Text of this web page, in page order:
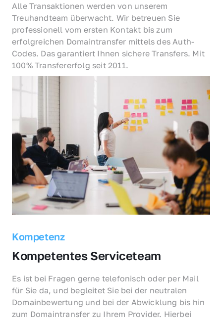
Alle Transaktionen werden von unserem
Treuhandteam überwacht. Wir betreuen Sie
professionell vom ersten Kontakt bis zum
erfolgreichen Domaintransfer mittels des Auth-
Codes. Das garantiert Ihnen sichere Transfers. Mit
100% Transfererfolg seit 2011.
Kompetenz
Kompetentes Serviceteam
Es ist bei Fragen gerne telefonisch oder per Mail
für Sie da, und begleitet Sie bei der neutralen
Domainbewertung und bei der Abwicklung bis hin
zum Domaintransfer zu Ihrem Provider. Hierbei